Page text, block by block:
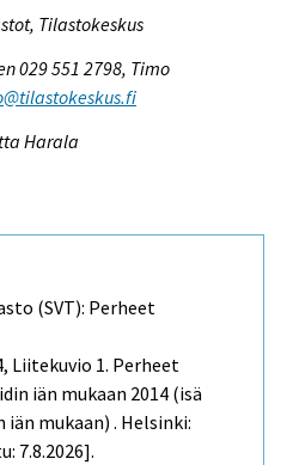
Tilastokeskus
029 551 2798, Timo
Harala
(SVT): Perheet
Liitekuvio 1. Perheet
iän mukaan 2014 (isä
mukaan) . Helsinki:
7.8.2026].